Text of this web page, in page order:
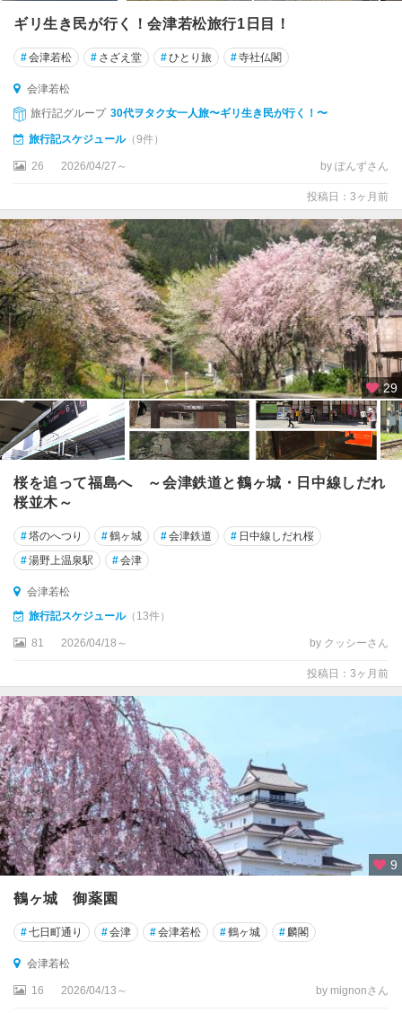
ギリ生き民が行く！会津若松旅行1日目！
#会津若松 # さざえ堂 #ひとり旅 #寺社仏閣
会津若松
旅行記グループ 30代ヲタク女一人旅〜ギリ生き民が行く！〜
旅行記スケジュール（9件）
26 2026/04/27～ by ぽんずさん
投稿日：3ヶ月前
29
桜を追って福島へ ～会津鉄道と鶴ヶ城・日中線しだれ
桜並木～
#塔のへつり #鶴ヶ城 #会津鉄道 # 日中線しだれ桜
#湯野上温泉駅 #会津
会津若松
旅行記スケジュール（13件）
81 2026/04/18～ by クッシーさん
投稿日：3ヶ月前
9
鶴ヶ城 御薬園
#七日町通り #会津 #会津若松 #鶴ヶ城 # 麟閣
会津若松
16 2026/04/13～ by mignonさん